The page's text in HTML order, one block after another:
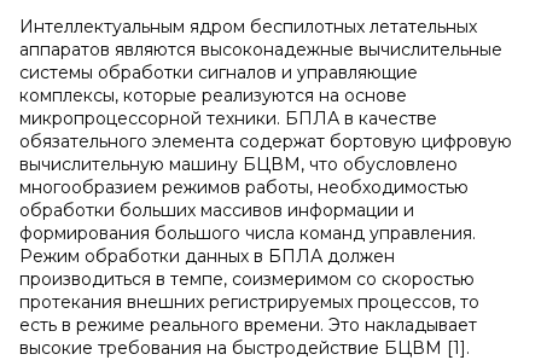
Интеллектуальным ядром беспилотных летательных
аппаратов являются высоконадежные вычислительные
системы обработки сигналов и управляющие
комплексы, которые реализуются на основе
микропроцессорной техники. БПЛА в качестве
обязательного элемента содержат бортовую цифровую
вычислительную машину БЦВМ, что обусловлено
многообразием режимов работы, необходимостью
обработки больших массивов информации и
формирования большого числа команд управления.
Режим обработки данных в БПЛА должен
производиться в темпе, соизмеримом со скоростью
протекания внешних регистрируемых процессов, то
есть в режиме реального времени. Это накладывает
высокие требования на быстродействие БЦВМ [1].